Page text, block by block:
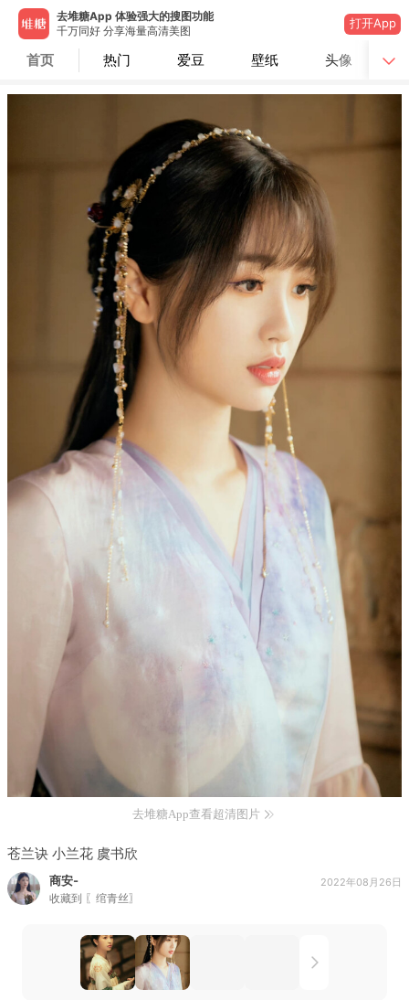
去堆糖App 体验强大的搜图功能
千万同好 分享海量高清美图
打开App
首页 热门 爱豆 壁纸 头像
去堆糖App查看超清图片
苍兰诀 小兰花 虞书欣
商安-
收藏到 〖绾青丝〗
2022年08月26日